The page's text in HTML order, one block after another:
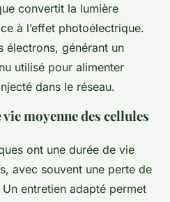
convertit la lumière
à l’effet photoélectrique.
électrons, générant un
utilisé pour alimenter
dans le réseau.
moyenne des cellules
ont une durée de vie
avec souvent une perte de
entretien adapté permet